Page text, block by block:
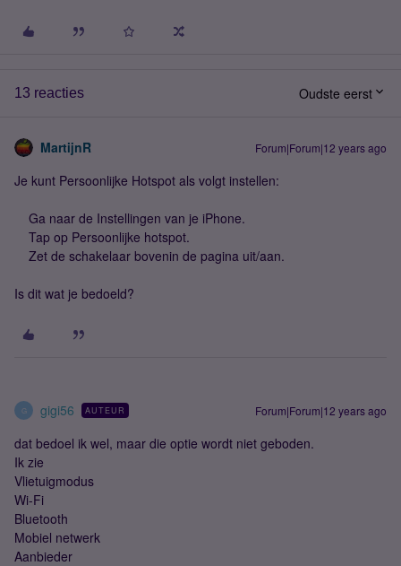
13 reacties Oudste eerst
MartijnR Forum|Forum|12 years ago
Je kunt Persoonlijke Hotspot als volgt instellen:
Ga naar de Instellingen van je iPhone.
Tap op Persoonlijke hotspot.
Zet de schakelaar bovenin de pagina uit/aan.
Is dit wat je bedoeld?
G gigi56 AUTEUR Forum|Forum|12 years ago
dat bedoel ik wel, maar die optie wordt niet geboden.
Ik zie
Vlietuigmodus
Wi-Fi
Bluetooth
Mobiel netwerk
Aanbieder